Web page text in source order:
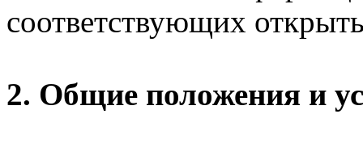
соответствующих
2. Общие положения и